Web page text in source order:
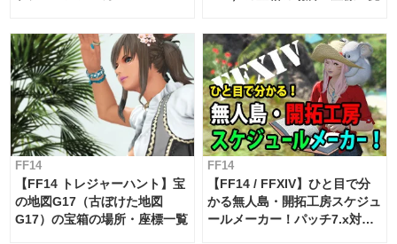
FF14
【FF14 トレジャーハント】宝
の地図G17（古ぼけた地図
G17）の宝箱の場所・座標一覧
FF14
【FF14 / FFXIV】ひと目で分
かる無人島・開拓工房スケジュ
ールメーカー！パッチ7.x対応